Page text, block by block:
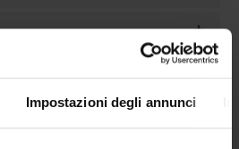
Impostazioni degli annunci